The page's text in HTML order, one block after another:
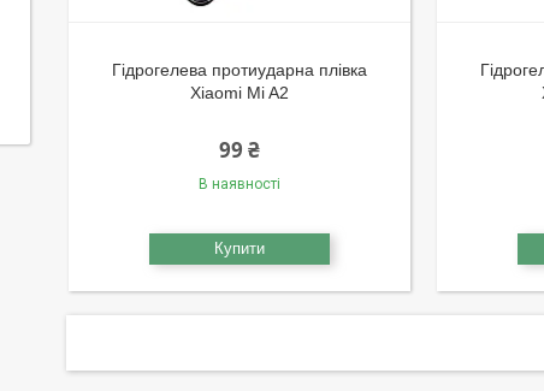
Гідрогелева протиударна плівка
Xiaomi Mi A2
99 ₴
В наявності
Купити